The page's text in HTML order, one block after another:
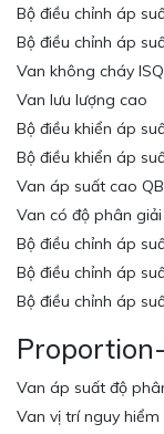
Bộ điều chỉnh áp
Bộ điều chỉnh áp
Van không cháy
Van lưu lượng cao
Bộ điều khiển áp
Bộ điều khiển áp
Van áp suất cao
Van có độ phân
Bộ điều chỉnh áp
Bộ điều chỉnh áp
Bộ điều chỉnh áp
Van áp suất độ
Van vị trí nguy hiểm